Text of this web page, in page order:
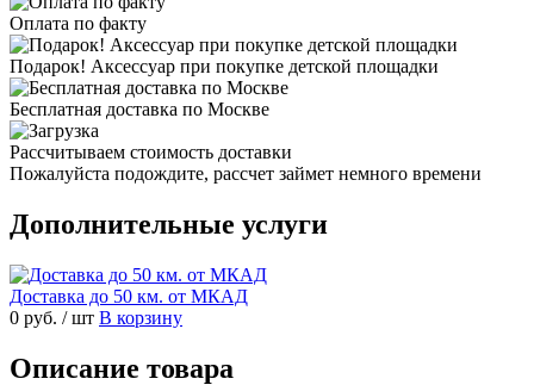
Оплата по факту
Подарок! Аксессуар при покупке детской площадки
Бесплатная доставка по Москве
Рассчитываем стоимость доставки
Пожалуйста подождите, рассчет займет немного времени
Дополнительные услуги
Доставка до 50 км. от МКАД
0 руб. / шт В корзину
Описание товара